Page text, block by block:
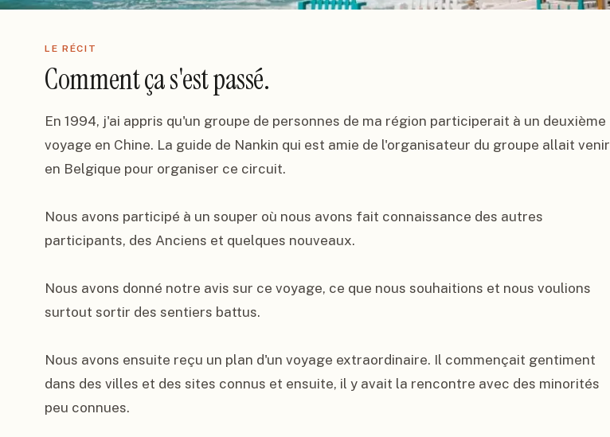
LE RÉCIT
Comment ça s'est passé.
En 1994, j'ai appris qu'un groupe de personnes de ma région participerait à un deuxième
voyage en Chine. La guide de Nankin qui est amie de l'organisateur du groupe allait venir
en Belgique pour organiser ce circuit.
Nous avons participé à un souper où nous avons fait connaissance des autres
participants, des Anciens et quelques nouveaux.
Nous avons donné notre avis sur ce voyage, ce que nous souhaitions et nous voulions
surtout sortir des sentiers battus.
Nous avons ensuite reçu un plan d'un voyage extraordinaire. Il commençait gentiment
dans des villes et des sites connus et ensuite, il y avait la rencontre avec des minorités
peu connues.